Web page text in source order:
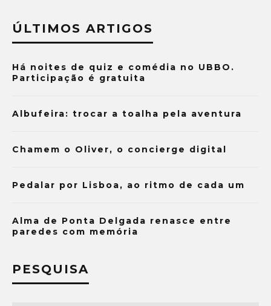
ÚLTIMOS ARTIGOS
Há noites de quiz e comédia no UBBO.
Participação é gratuita
Albufeira: trocar a toalha pela aventura
Chamem o Oliver, o concierge digital
Pedalar por Lisboa, ao ritmo de cada um
Alma de Ponta Delgada renasce entre
paredes com memória
PESQUISA